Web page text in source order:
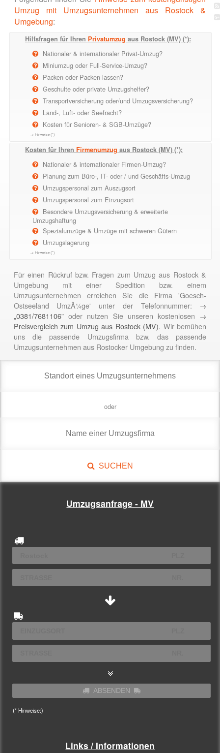
Umzug mit Umzugsunternehmen aus Rostock &
Umgebung:
Hilfsfragen für Ihren Privatumzug aus Rostock (MV) (*):
Nationaler & internationaler Privat-Umzug?
Miniumzug oder Full-Service-Umzug?
Packen oder Packen lassen?
Geschulte oder private Umzugshelfer?
Transportversicherung oder/und Umzugsversicherung?
Land-, Luft- oder Seefracht?
Kosten für Senioren- & SGB-Umzüge?
→ Hinweise (*)
Kosten für Ihren Firmenumzug aus Rostock (MV) (*):
Nationaler & internationaler Firmen-Umzug?
Planung zum Büro-, IT- oder / und Geschäfts-Umzug
Umzugspersonal zum Auszugsort
Umzugspersonal zum Einzugsort
Besondere Umzugsversicherung & erweiterte
Umzugshaftung
Spezialumzüge & Umzüge mit schweren Gütern
Umzugslagerung
→ Hinweise (*)
Für einen Rückruf bzw. Fragen zum Umzug aus Rostock &
Umgebung mit einer Spedition bzw. einem
Umzugsunternehmen erreichen Sie die Firma 'Goesch-
Ostseeland UmzÃ¼ge' unter der Telefonnummer: →
„0381/7681106”oder nutzen Sie unseren kostenlosen →
Preisvergleich zum Umzug aus Rostock (MV). Wir bemühen
uns die passende Umzugsfirma bzw. das passende
Umzugsunternehmen aus Rostocker Umgebung zu finden.
oder
SUCHEN
Umzugsanfrage - MV
ABSENDEN
(* Hinweise:)
Links / Informationen